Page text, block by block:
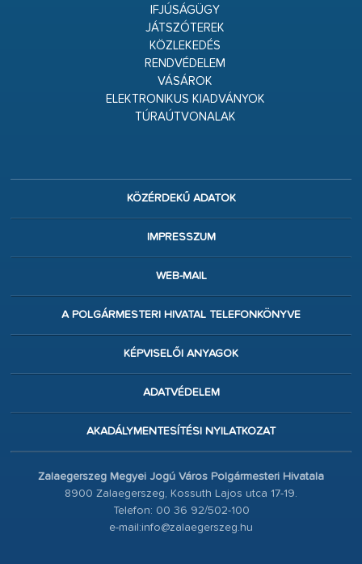
IFJÚSÁGÜGY
JÁTSZÓTEREK
KÖZLEKEDÉS
RENDVÉDELEM
VÁSÁROK
ELEKTRONIKUS KIADVÁNYOK
TÚRAÚTVONALAK
KÖZÉRDEKŰ ADATOK
IMPRESSZUM
WEB-MAIL
A POLGÁRMESTERI HIVATAL TELEFONKÖNYVE
KÉPVISELŐI ANYAGOK
ADATVÉDELEM
AKADÁLYMENTESÍTÉSI NYILATKOZAT
Zalaegerszeg Megyei Jogú Város Polgármesteri Hivatala
8900 Zalaegerszeg, Kossuth Lajos utca 17-19.
Telefon: 00 36 92/502-100
e-mail:info@zalaegerszeg.hu